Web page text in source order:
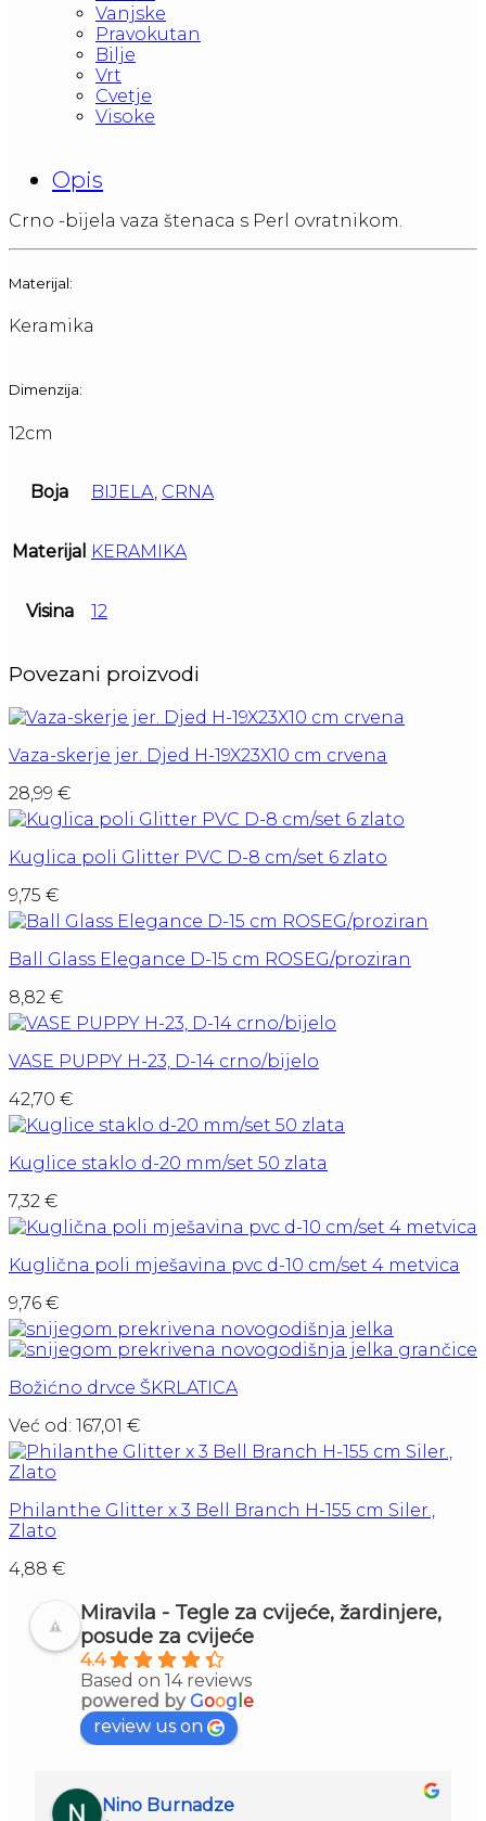
Vanjske
Pravokutan
Bilje
Vrt
Cvetje
Visoke
Opis
Crno -bijela vaza štenaca s Perl ovratnikom.
Materijal:
Keramika
Dimenzija:
12cm
Boja BIJELA CRNA
Materijal KERAMIKA
Visina 12
Povezani proizvodi
Vaza-skerje jer. Djed H-19X23X10 cm crvena
28,99 €
Kuglica poli Glitter PVC D-8 cm/set 6 zlato
9,75 €
Ball Glass Elegance D-15 cm ROSEG/proziran
8,82 €
VASE PUPPY H-23, D-14 crno/bijelo
42,70 €
Kuglice staklo d-20 mm/set 50 zlata
7,32 €
Kuglična poli mješavina pvc d-10 cm/set 4 metvica
9,76 €
Božićno drvce ŠKRLATICA
Već od: 167,01 €
Philanthe Glitter x 3 Bell Branch H-155 cm Siler.,
Zlato
4,88 €
Miravila - Tegle za cvijeće, žardinjere,
posude za cvijeće
4.4
Based on 14 reviews
powered byGoog e
review us on
Nino Burnadze